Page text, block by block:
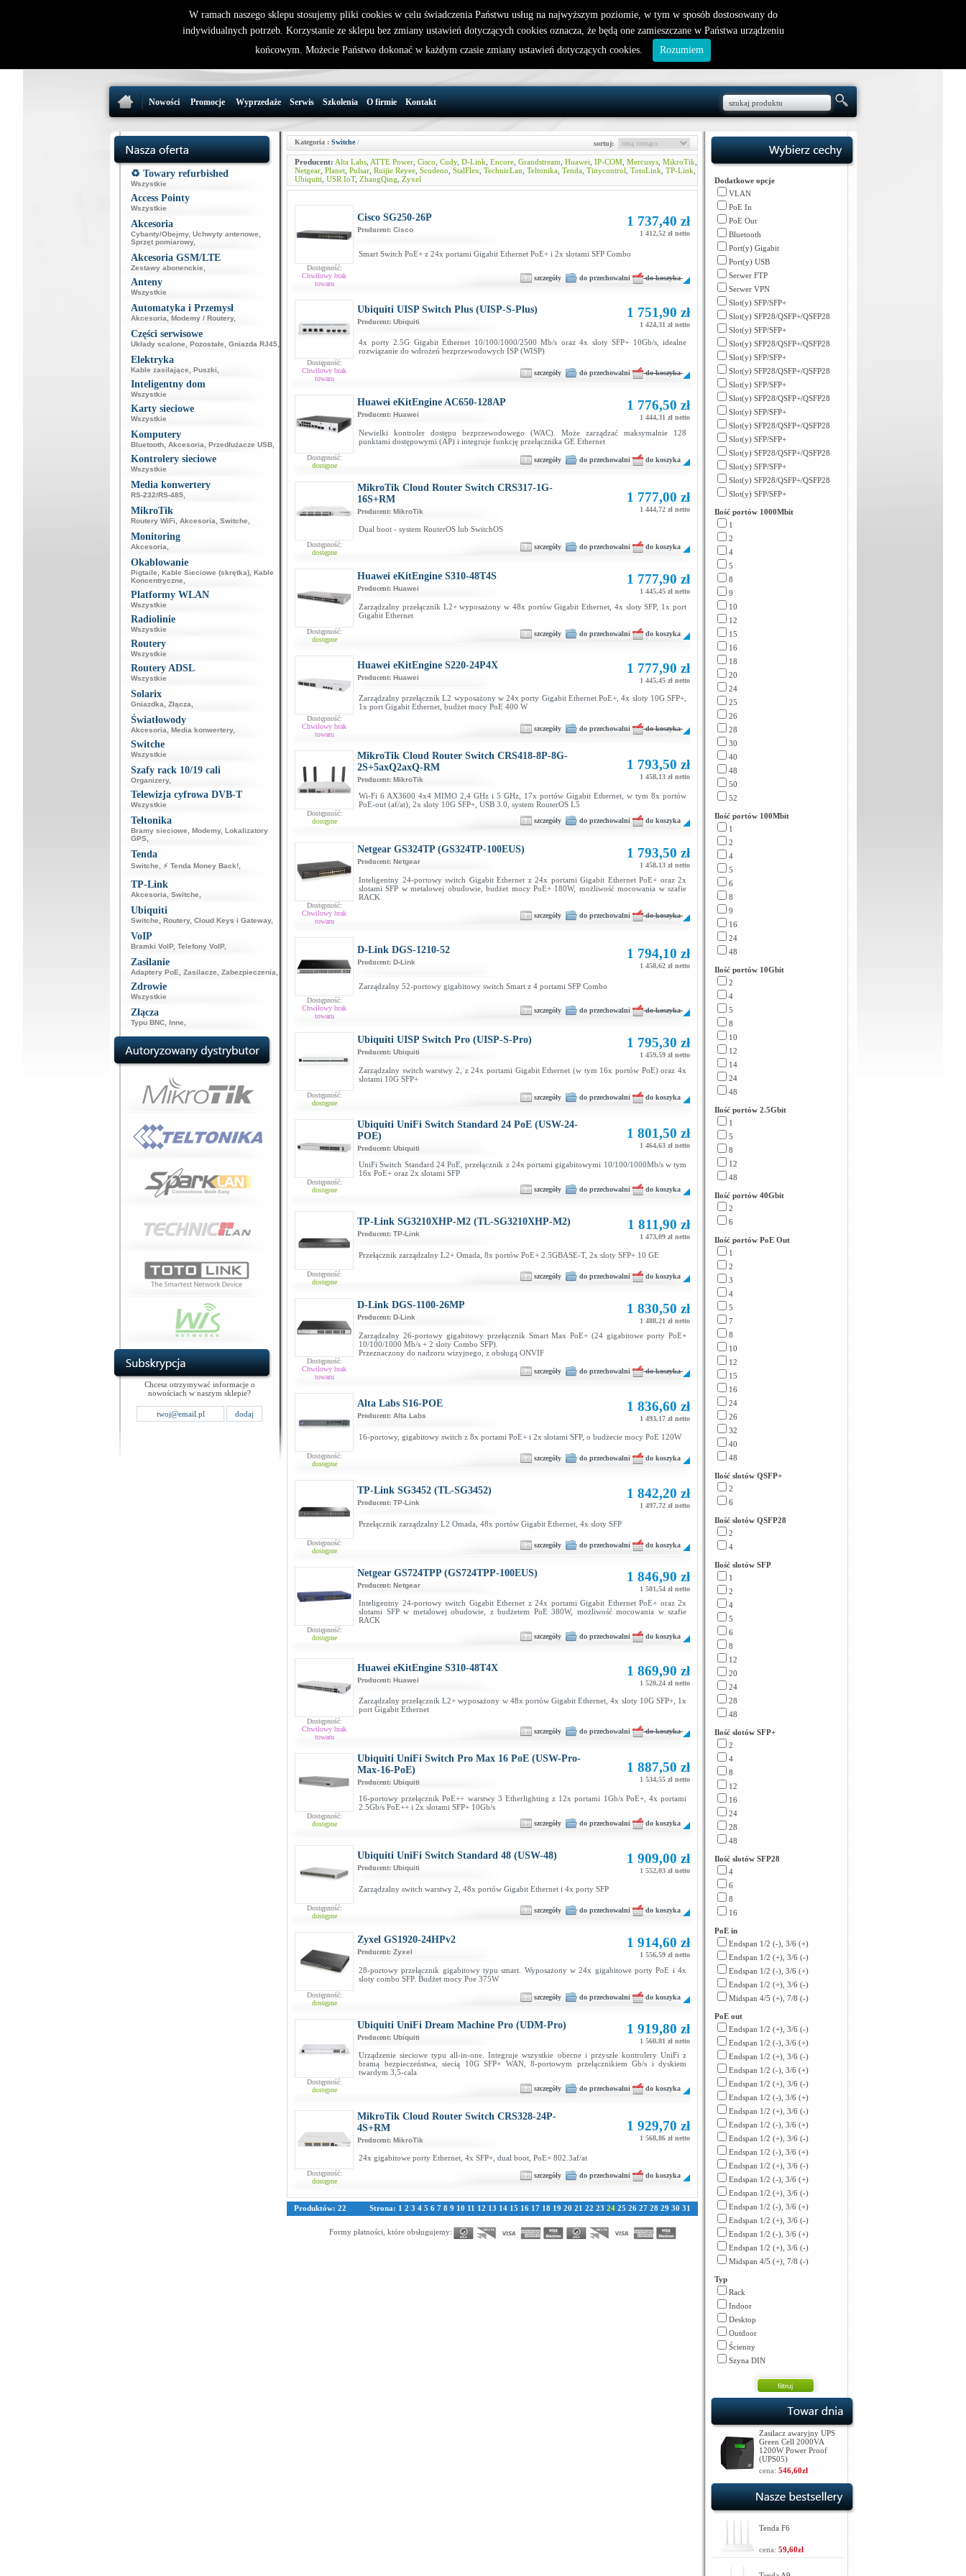
nowy klient
32 721 86 72
support@wirelesslan.com.pl
W koszyku jest 0 produktów(y)
Nowości Promocje Wyprzedaże Serwis Szkolenia O firmie Kontakt
♻️ Towary refurbished
Wszystkie
Access Pointy
Wszystkie
Akcesoria
Cybanty/Obejmy, Uchwyty antenowe
Sprzęt pomiarowy,
Akcesoria GSM/LTE
Zestawy abonenckie
Anteny
Wszystkie
Automatyka i Przemysł
Akcesoria Modemy / Routery,
Części serwisowe
Układy scalone Pozostałe Gniazda RJ45,
Elektryka
Kable zasilające Puszki
Inteligentny dom
Wszystkie
Karty sieciowe
Wszystkie
Komputery
Bluetooth, Akcesoria Przedłużacze USB,
Kontrolery sieciowe
Wszystkie
Media konwertery
RS-232/RS-485,
MikroTik
Routery WiFi Akcesoria Switche
Monitoring
Akcesoria
Okablowanie
Pigtaile Kable Sieciowe (skrętka), Kable
Koncentryczne
Platformy WLAN
Wszystkie
Radiolinie
Wszystkie
Routery
Wszystkie
Routery ADSL
Wszystkie
Solarix
Gniazdka Złącza
Światłowody
Akcesoria Media konwertery,
Switche
Wszystkie
Szafy rack 10/19 cali
Organizery,
Telewizja cyfrowa DVB-T
Wszystkie
Teltonika
Bramy sieciowe Modemy, Lokalizatory
GPS,
Tenda
Switche ⚡ Tenda Money Back!,
TP-Link
Akcesoria Switche
Ubiquiti
Switche Routery, Cloud Keys i Gateway,
VoIP
Bramki VoIP, Telefony VoIP,
Zasilanie
Adaptery PoE Zasilacze Zabezpieczenia
Zdrowie
Wszystkie
Złącza
Typu BNC, Inne
Chcesz otrzymywać informacje o
nowościach w naszym sklepie?
Kategoria : Switche/ sortuj:
Producent: Alta Labs ATTE Power Cisco Cudy, D-Link Encore Grandstream Huawei IP-COM Mercusys MikroTik
Netgear Planet Pulsar Ruijie Reyee Scodeno StalFlex TechnicLan Teltonika Tenda Tinycontrol TotoLink TP-Link
Ubiquiti USR IoT, ZhangQing Zyxel
Dostępność:
Chwilowy brak
towaru
Cisco SG250-26P
Producent: Cisco
1 737,40 zł
1 412,52 zł netto
Smart Switch PoE+ z 24x portami Gigabit Ethernet PoE+ i 2x slotami SFP Combo
szczegóły do przechowalni do koszyka
Dostępność:
Chwilowy brak
towaru
Ubiquiti UISP Switch Plus (UISP-S-Plus)
Producent: Ubiquiti
1 751,90 zł
1 424,31 zł netto
4x porty 2.5G Gigabit Ethernet 10/100/1000/2500 Mb/s oraz 4x sloty SFP+ 10Gb/s, idealne
rozwiązanie do wdrożeń bezprzewodowych ISP (WISP)
szczegóły do przechowalni do koszyka
Dostępność:
dostępne
Huawei eKitEngine AC650-128AP
Producent: Huawei
1 776,50 zł
1 444,31 zł netto
Newielki kontroler dostępu bezprzewodowego (WAC). Może zarządzać maksymalnie 128
punktami dostępowymi (AP) i integruje funkcję przełącznika GE Ethernet
szczegóły do przechowalni do koszyka
Dostępność:
dostępne
MikroTik Cloud Router Switch CRS317-1G-
16S+RM
Producent: MikroTik
1 777,00 zł
1 444,72 zł netto
Dual boot - system RouterOS lub SwitchOS
szczegóły do przechowalni do koszyka
Dostępność:
dostępne
Huawei eKitEngine S310-48T4S
Producent: Huawei
1 777,90 zł
1 445,45 zł netto
Zarządzalny przełącznik L2+ wyposażony w 48x portów Gigabit Ethernet, 4x sloty SFP, 1x port
Gigabit Ethernet
szczegóły do przechowalni do koszyka
Dostępność:
Chwilowy brak
towaru
Huawei eKitEngine S220-24P4X
Producent: Huawei
1 777,90 zł
1 445,45 zł netto
Zarządzalny przełącznik L2 wyposażony w 24x porty Gigabit Ethernet PoE+, 4x sloty 10G SFP+,
1x port Gigabit Ethernet, budżet mocy PoE 400 W
szczegóły do przechowalni do koszyka
Dostępność:
dostępne
MikroTik Cloud Router Switch CRS418-8P-8G-
2S+5axQ2axQ-RM
Producent: MikroTik
1 793,50 zł
1 458,13 zł netto
Wi-Fi 6 AX3600 4x4 MIMO 2,4 GHz i 5 GHz, 17x portów Gigabit Ethernet, w tym 8x portów
PoE-out (af/at), 2x sloty 10G SFP+, USB 3.0, system RouterOS L5
szczegóły do przechowalni do koszyka
Dostępność:
Chwilowy brak
towaru
Netgear GS324TP (GS324TP-100EUS)
Producent: Netgear
1 793,50 zł
1 458,13 zł netto
Inteligentny 24-portowy switch Gigabit Ethernet z 24x portami Gigabit Ethernet PoE+ oraz 2x
slotami SFP w metalowej obudowie, budżet mocy PoE+ 180W, możliwość mocowania w szafie
RACK
szczegóły do przechowalni do koszyka
Dostępność:
Chwilowy brak
towaru
D-Link DGS-1210-52
Producent: D-Link
1 794,10 zł
1 458,62 zł netto
Zarządzalny 52-portowy gigabitowy switch Smart z 4 portami SFP Combo
szczegóły do przechowalni do koszyka
Dostępność:
dostępne
Ubiquiti UISP Switch Pro (UISP-S-Pro)
Producent: Ubiquiti
1 795,30 zł
1 459,59 zł netto
Zarządzalny switch warstwy 2, z 24x portami Gigabit Ethernet (w tym 16x portów PoE) oraz 4x
slotami 10G SFP+
szczegóły do przechowalni do koszyka
Dostępność:
dostępne
Ubiquiti UniFi Switch Standard 24 PoE (USW-24-
POE)
Producent: Ubiquiti
1 801,50 zł
1 464,63 zł netto
UniFi Switch Standard 24 PoE, przełącznik z 24x portami gigabitowymi 10/100/1000Mb/s w tym
16x PoE+ oraz 2x slotami SFP
szczegóły do przechowalni do koszyka
Dostępność:
dostępne
TP-Link SG3210XHP-M2 (TL-SG3210XHP-M2)
Producent: TP-Link
1 811,90 zł
1 473,09 zł netto
Przełącznik zarządzalny L2+ Omada, 8x portów PoE+ 2.5GBASE-T, 2x sloty SFP+ 10 GE
szczegóły do przechowalni do koszyka
Dostępność:
Chwilowy brak
towaru
D-Link DGS-1100-26MP
Producent: D-Link
1 830,50 zł
1 488,21 zł netto
Zarządzalny 26-portowy gigabitowy przełącznik Smart Max PoE+ (24 gigabitowe porty PoE+
10/100/1000 Mb/s + 2 sloty Combo SFP).
Przeznaczony do nadzoru wizyjnego, z obsługą ONVIF
szczegóły do przechowalni do koszyka
Dostępność:
dostępne
Alta Labs S16-POE
Producent: Alta Labs
1 836,60 zł
1 493,17 zł netto
16-portowy, gigabitowy switch z 8x portami PoE+ i 2x slotami SFP, o budżecie mocy PoE 120W
szczegóły do przechowalni do koszyka
Dostępność:
dostępne
TP-Link SG3452 (TL-SG3452)
Producent: TP-Link
1 842,20 zł
1 497,72 zł netto
Przełącznik zarządzalny L2 Omada, 48x portów Gigabit Ethernet, 4x sloty SFP
szczegóły do przechowalni do koszyka
Dostępność:
dostępne
Netgear GS724TPP (GS724TPP-100EUS)
Producent: Netgear
1 846,90 zł
1 501,54 zł netto
Inteligentny 24-portowy switch Gigabit Ethernet z 24x portami Gigabit Ethernet PoE+ oraz 2x
slotami SFP w metalowej obudowie, z budżetem PoE 380W, możliwość mocowania w szafie
RACK
szczegóły do przechowalni do koszyka
Dostępność:
Chwilowy brak
towaru
Huawei eKitEngine S310-48T4X
Producent: Huawei
1 869,90 zł
1 520,24 zł netto
Zarządzalny przełącznik L2+ wyposażony w 48x portów Gigabit Ethernet, 4x sloty 10G SFP+, 1x
port Gigabit Ethernet
szczegóły do przechowalni do koszyka
Dostępność:
dostępne
Ubiquiti UniFi Switch Pro Max 16 PoE (USW-Pro-
Max-16-PoE)
Producent: Ubiquiti
1 887,50 zł
1 534,55 zł netto
16-portowy przełącznik PoE++ warstwy 3 Etherlighting z 12x portami 1Gb/s PoE+, 4x portami
2.5Gb/s PoE++ i 2x slotami SFP+ 10Gb/s
szczegóły do przechowalni do koszyka
Dostępność:
dostępne
Ubiquiti UniFi Switch Standard 48 (USW-48)
Producent: Ubiquiti
1 909,00 zł
1 552,03 zł netto
Zarządzalny switch warstwy 2, 48x portów Gigabit Ethernet i 4x porty SFP
szczegóły do przechowalni do koszyka
Dostępność:
dostępne
Zyxel GS1920-24HPv2
Producent: Zyxel
1 914,60 zł
1 556,59 zł netto
28-portowy przełącznik gigabitowy typu smart. Wyposażony w 24x gigabitowe porty PoE i 4x
sloty combo SFP. Budżet mocy Poe 375W
szczegóły do przechowalni do koszyka
Dostępność:
dostępne
Ubiquiti UniFi Dream Machine Pro (UDM-Pro)
Producent: Ubiquiti
1 919,80 zł
1 560,81 zł netto
Urządzenie sieciowe typu all-in-one. Integruje wszystkie obecne i przyszłe kontrolery UniFi z
bramą bezpieczeństwa, siecią 10G SFP+ WAN, 8-portowym przełącznikiem Gb/s i dyskiem
twardym 3,5-cala
szczegóły do przechowalni do koszyka
Dostępność:
dostępne
MikroTik Cloud Router Switch CRS328-24P-
4S+RM
Producent: MikroTik
1 929,70 zł
1 568,86 zł netto
24x gigabitowe porty Ethernet, 4x SFP+, dual boot, PoE+ 802.3af/at
szczegóły do przechowalni do koszyka
Produktów: 22 Strona: 1 2 3 4 5 6 7 8 9 10 11 12 13 14 15 16 17 18 19 20 21 22 23 24 25 26 27 28 29 30 31
Formy płatności, które obsługujemy:
Dodatkowe opcje
VLAN
PoE In
PoE Out
Bluetooth
Port(y) Gigabit
Port(y) USB
Serwer FTP
Serwer VPN
Slot(y) SFP/SFP+
Slot(y) SFP28/QSFP+/QSFP28
Slot(y) SFP/SFP+
Slot(y) SFP28/QSFP+/QSFP28
Slot(y) SFP/SFP+
Slot(y) SFP28/QSFP+/QSFP28
Slot(y) SFP/SFP+
Slot(y) SFP28/QSFP+/QSFP28
Slot(y) SFP/SFP+
Slot(y) SFP28/QSFP+/QSFP28
Slot(y) SFP/SFP+
Slot(y) SFP28/QSFP+/QSFP28
Slot(y) SFP/SFP+
Slot(y) SFP28/QSFP+/QSFP28
Slot(y) SFP/SFP+
Ilość portów 1000Mbit
1
2
4
5
8
9
10
12
15
16
18
20
24
25
26
28
30
40
48
50
52
Ilość portów 100Mbit
1
2
4
5
6
8
9
16
24
48
Ilość portów 10Gbit
2
4
5
8
10
12
14
24
48
Ilość portów 2.5Gbit
1
5
8
12
48
Ilość portów 40Gbit
2
6
Ilość portów PoE Out
1
2
3
4
5
7
8
10
12
15
16
24
26
32
40
48
Ilość slotów QSFP+
2
6
Ilość slotów QSFP28
2
4
Ilość slotów SFP
1
2
4
5
6
8
12
20
24
28
48
Ilość slotów SFP+
2
4
8
12
16
24
28
48
Ilość slotów SFP28
4
6
8
16
PoE in
Endspan 1/2 (-), 3/6 (+)
Endspan 1/2 (+), 3/6 (-)
Endspan 1/2 (-), 3/6 (+)
Endspan 1/2 (+), 3/6 (-)
Midspan 4/5 (+), 7/8 (-)
PoE out
Endspan 1/2 (+), 3/6 (-)
Endspan 1/2 (-), 3/6 (+)
Endspan 1/2 (+), 3/6 (-)
Endspan 1/2 (-), 3/6 (+)
Endspan 1/2 (+), 3/6 (-)
Endspan 1/2 (-), 3/6 (+)
Endspan 1/2 (+), 3/6 (-)
Endspan 1/2 (-), 3/6 (+)
Endspan 1/2 (+), 3/6 (-)
Endspan 1/2 (-), 3/6 (+)
Endspan 1/2 (+), 3/6 (-)
Endspan 1/2 (-), 3/6 (+)
Endspan 1/2 (+), 3/6 (-)
Endspan 1/2 (-), 3/6 (+)
Endspan 1/2 (+), 3/6 (-)
Endspan 1/2 (-), 3/6 (+)
Endspan 1/2 (+), 3/6 (-)
Midspan 4/5 (+), 7/8 (-)
Typ
Rack
Indoor
Desktop
Outdoor
Ścienny
Szyna DIN
Zasilacz awaryjny UPS
Green Cell 2000VA
1200W Power Proof
(UPS05)
cena: 546,60zł
Tenda F6
cena: 59,60zł
W ramach naszego sklepu stosujemy pliki cookies w celu świadczenia Państwu usług na najwyższym poziomie, w tym w sposób dostosowany do
indywidualnych potrzeb. Korzystanie ze sklepu bez zmiany ustawień dotyczących cookies oznacza, że będą one zamieszczane w Państwa urządzeniu
końcowym. Możecie Państwo dokonać w każdym czasie zmiany ustawień dotyczących cookies.
Rozumiem